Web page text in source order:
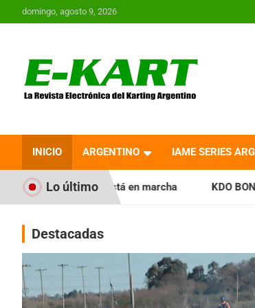
Saltar
al
domingo, agosto 9, 2026
Revista
Karting en
INICIO ARGENTINO IAME SERIES
Lo último
en marcha KDO BONAERENSE: Con la
Destacadas